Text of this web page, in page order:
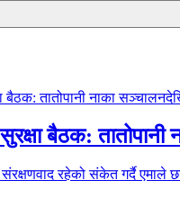
बैठक: तातोपानी